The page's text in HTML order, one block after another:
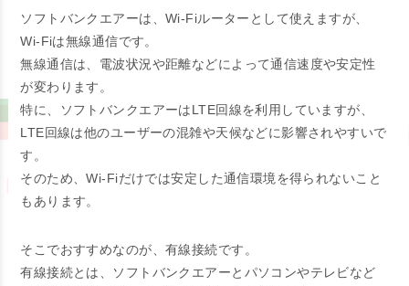
ソフトバンクエアーは、Wi-Fiルーターとして使えますが、
Wi-Fiは無線通信です。
無線通信は、電波状況や距離などによって通信速度や安定性
が変わります。
特に、ソフトバンクエアーはLTE回線を利用していますが、
LTE回線は他のユーザーの混雑や天候などに影響されやすいで
す。
そのため、Wi-Fiだけでは安定した通信環境を得られないこと
もあります。
そこでおすすめなのが、有線接続です。
有線接続とは、ソフトバンクエアーとパソコンやテレビなど